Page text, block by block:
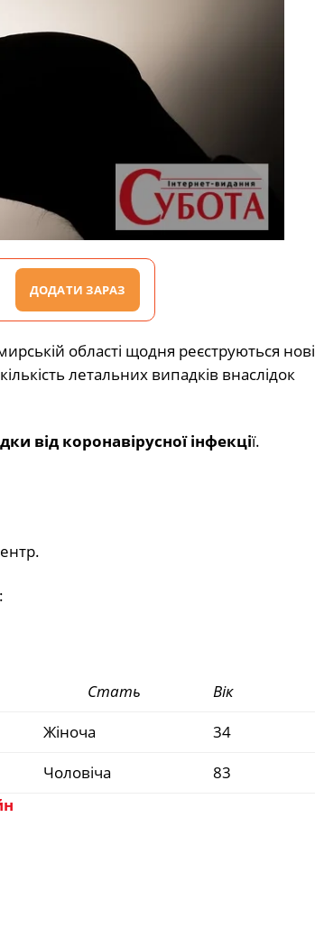
ДОДАТИ ЗАРАЗ
області щодня реєструються нові
летальних випадків внаслідок
від коронавірусної інфекції.
Стать
Вік
Жіноча
34
Чоловіча
83